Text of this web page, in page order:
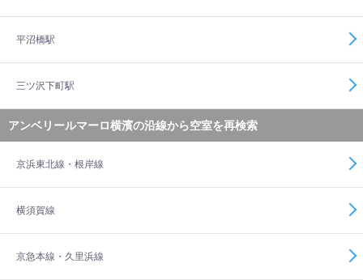
平沼橋駅
三ツ沢下町駅
アンベリールマーロ横濱の沿線から空室を再検索
京浜東北線・根岸線
横須賀線
京急本線・久里浜線